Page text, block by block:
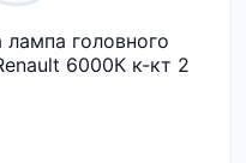
лампа головного
6000К к-кт 2